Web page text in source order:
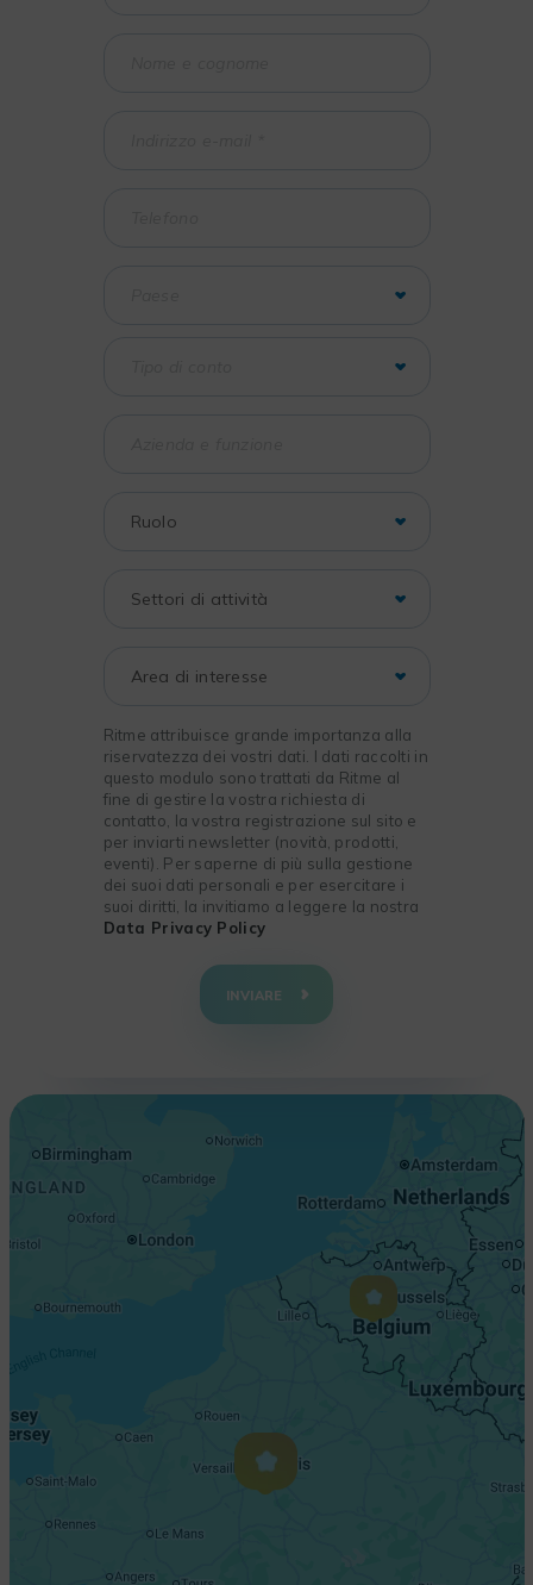
Ritme attribuisce grande importanza alla
riservatezza dei vostri dati. I dati raccolti in
questo modulo sono trattati da Ritme al
fine di gestire la vostra richiesta di
contatto, la vostra registrazione sul sito e
per inviarti newsletter (novità, prodotti,
eventi). Per saperne di più sulla gestione
dei suoi dati personali e per esercitare i
suoi diritti, la invitiamo a leggere la nostra
Data Privacy Policy
INVIARE